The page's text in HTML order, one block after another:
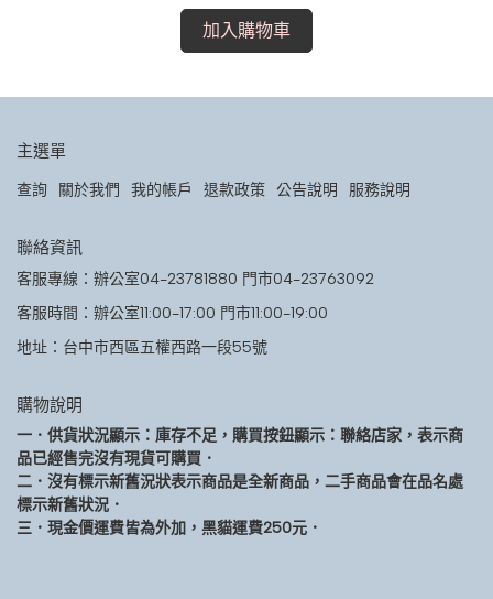
加入購物車
主選單
查詢 關於我們 我的帳戶 退款政策 公告說明 服務說明
聯絡資訊
客服專線：辦公室04-23781880 門市04-23763092
客服時間：辦公室11:00-17:00 門市11:00-19:00
地址：台中市西區五權西路一段55號
購物說明
一．供貨狀況顯示：庫存不足，購買按鈕顯示：聯絡店家，表示商
品已經售完沒有現貨可購買．
二．沒有標示新舊況狀表示商品是全新商品，二手商品會在品名處
標示新舊狀況．
三．現金價運費皆為外加，黑貓運費250元．